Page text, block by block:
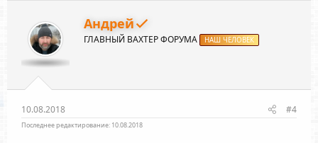
Андрей
ГЛАВНЫЙ ВАХТЕР ФОРУМА НАШ ЧЕЛОВЕК
10.08.2018 #4
Последнее редактирование: 10.08.2018